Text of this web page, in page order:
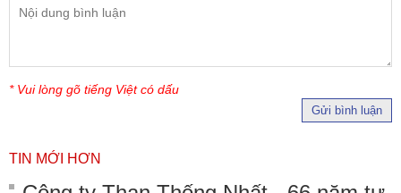
* Vui lòng gõ tiếng Việt có dấu
Gửi bình luận
TIN MỚI HƠN